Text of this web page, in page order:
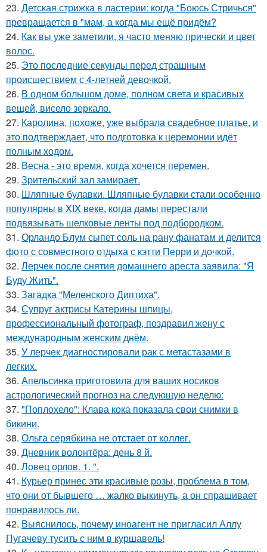
23. Детская стрижка в ластерии: когда "Боюсь Стричься"
превращается в "мам, а когда мы ещё придём?
24. Как вы уже заметили, я часто меняю прически и цвет
волос.
25. Это последние секунды перед страшным
происшествием с 4-летней девочкой.
26. В одном большом доме, полном света и красивых
вещей, висело зеркало.
27. Каролина, похоже, уже выбрала свадебное платье, и
это подтверждает, что подготовка к церемонии идёт
полным ходом.
28. Весна - это время, когда хочется перемен.
29. Зрительский зал замирает.
30. Шляпные булавки. Шляпные булавки стали особенно
популярны в XIX веке, когда дамы перестали
подвязывать шелковые ленты под подбородком.
31. Орландо Блум сыпет соль на рану фанатам и делится
фото с совместного отдыха с кэтти Перри и дочкой.
32. Лерчек после снятия домашнего ареста заявила: "Я
Буду Жить".
33. Загадка "Меленского Диптиха".
34. Супруг актрисы Катерины шпицы,
профессиональный фотограф, поздравил жену с
международным женским днём.
35. У лерчек диагностировали рак с метастазами в
легких.
36. Апельсинка приготовила для ваших носиков
астрологический прогноз на следующую неделю:
37. "Поплохело": Клава кока показала свои снимки в
бикини.
38. Ольга серябкина не отстает от коллег.
39. Дневник волонтёра: день 8 й.
40. Ловец орлов. 1. ".
41. Курьер принес эти красивые розы, проблема в том,
что они от бывшего … жалко выкинуть, а он спрашивает
понравилось ли.
42. Выяснилось, почему иноагент не пригласил Аллу
Пугачеву тусить с ним в куршавель!